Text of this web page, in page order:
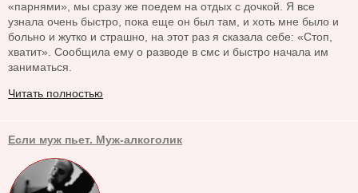
«парнями», мы сразу же поедем на отдых с дочкой. Я все
узнала очень быстро, пока еще он был там, и хоть мне было и
больно и жутко и страшно, на этот раз я сказала себе: «Стоп,
хватит». Сообщила ему о разводе в смс и быстро начала им
заниматься.
Читать полностью
Если муж пьет. Муж-алкоголик